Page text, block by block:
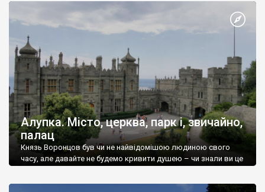
Алупка. Місто, церква, парк і, звичайно,
палац
Князь Воронцов був чи не найвідомішою людиною свого
часу, але давайте не будемо кривити душею – чи знали ви це